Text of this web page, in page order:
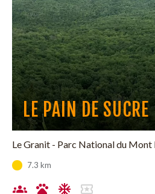
LE PAIN DE SUCRE
Le Granit - Parc National du
7.3 km